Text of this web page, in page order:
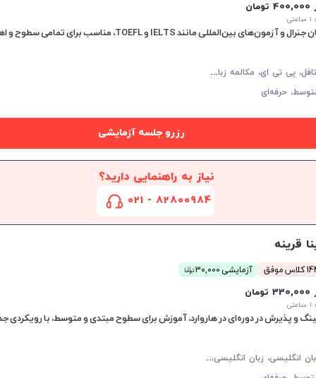
آ
یلتس، تافل، پی تی ای، مکالمه زبان انگلیسی، گرامر زبان انگلیسی، زبان انگلیسی تجاری، زبان انگلیسی آمریکایی، زبان انگلیسی کنکور ارشد، زبان انگلیسی کنکور دکتری، زبان انگلیسی نهم دبیرستان، زبان انگلیسی دهم دبیرستان، زبان انگلیسی یازدهم دبیرستان، زبان انگلیسی دوازدهم دبیرستان، دولینگو، OET
حرفه‌ای
رزرو جلسه آزمایشی
نیاز به راهنمایی دارید؟
82800984 - 021
قرینه
موفق آزمایشی 30,000 توما
ن
و پذیرش در دوره‌ای در هاروارد، آموزش برای سطوح مبتدی و متوسط، با رویکردی
م
کالمه زبان انگلیسی، زبان انگلیسی عمومی، گرامر زبان انگلیسی، زبان انگلیسی آمریکایی، آیلتس